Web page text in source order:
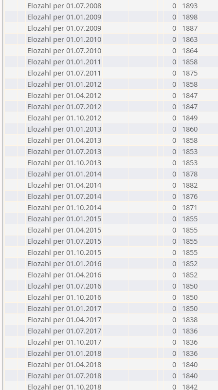
Elozahl per 01.07.2008
0
1893
Elozahl per 01.01.2009
0
1898
Elozahl per 01.07.2009
0
1887
Elozahl per 01.01.2010
0
1863
Elozahl per 01.07.2010
0
1864
Elozahl per 01.01.2011
0
1858
Elozahl per 01.07.2011
0
1875
Elozahl per 01.01.2012
0
1858
Elozahl per 01.04.2012
0
1847
Elozahl per 01.07.2012
0
1847
Elozahl per 01.10.2012
0
1849
Elozahl per 01.01.2013
0
1860
Elozahl per 01.04.2013
0
1858
Elozahl per 01.07.2013
0
1853
Elozahl per 01.10.2013
0
1853
Elozahl per 01.01.2014
0
1878
Elozahl per 01.04.2014
0
1882
Elozahl per 01.07.2014
0
1876
Elozahl per 01.10.2014
0
1871
Elozahl per 01.01.2015
0
1855
Elozahl per 01.04.2015
0
1855
Elozahl per 01.07.2015
0
1855
Elozahl per 01.10.2015
0
1855
Elozahl per 01.01.2016
0
1852
Elozahl per 01.04.2016
0
1852
Elozahl per 01.07.2016
0
1850
Elozahl per 01.10.2016
0
1850
Elozahl per 01.01.2017
0
1850
Elozahl per 01.04.2017
0
1838
Elozahl per 01.07.2017
0
1836
Elozahl per 01.10.2017
0
1836
Elozahl per 01.01.2018
0
1836
Elozahl per 01.04.2018
0
1840
Elozahl per 01.07.2018
0
1840
Elozahl per 01.10.2018
0
1842